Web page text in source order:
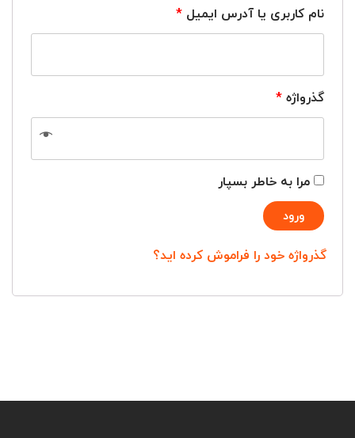
نام کاربری یا آدرس ایمیل *
گذرواژه *
مرا به خاطر بسپار
ورود
گذرواژه خود را فراموش کرده اید؟